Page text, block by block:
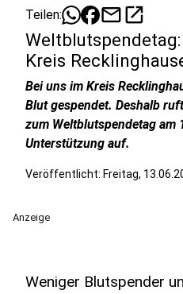
Teilen: mailopen_in_new
Kreis
Bei uns im Kreis
Blut gespendet. Deshalb
zum Weltblutspendetag am
Unterstützung auf.
Veröffentlicht: Freitag,
Anzeige
Weniger Blutspender